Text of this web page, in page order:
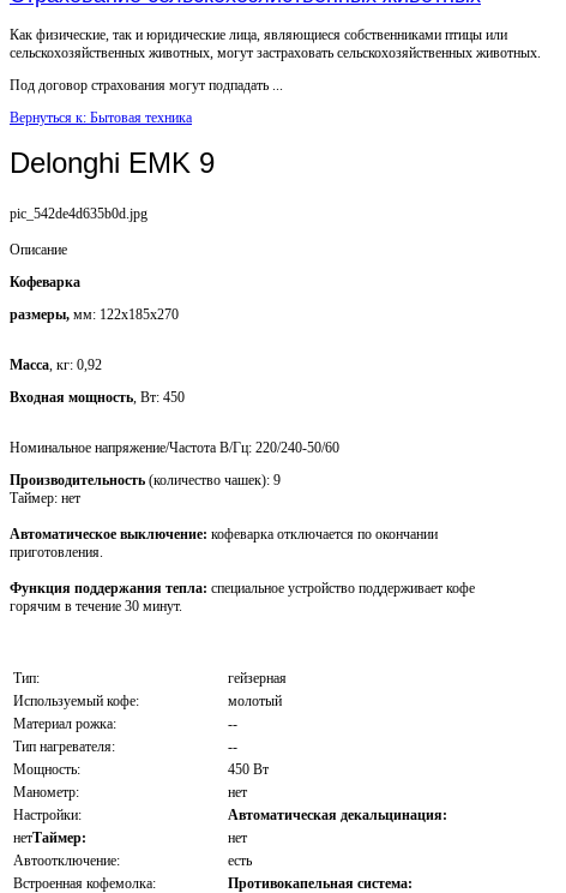
Как физические, так и юридические лица, являющиеся собственниками птицы или
сельскохозяйственных животных, могут застраховать сельскохозяйственных животных.
Под договор страхования могут подпадать ...
Вернуться к: Бытовая техника
Delonghi EMK 9
pic_542de4d635b0d.jpg
Описание
Кофеварка
размеры, мм: 122х185х270
Масса, кг: 0,92
Входная мощность, Вт: 450
Номинальное напряжение/Частота В/Гц: 220/240-50/60
Производительность (количество чашек): 9
Таймер: нет
Автоматическое выключение: кофеварка отключается по окончании
приготовления.
Функция поддержания тепла: специальное устройство поддерживает кофе
горячим в течение 30 минут.
Тип:
гейзерная
Используемый кофе:
молотый
Материал рожка:
--
Тип нагревателя:
--
Мощность:
450 Вт
Манометр:
нет
Настройки:
Автоматическая декальцинация:
нетТаймер:
нет
Автоотключение:
есть
Встроенная кофемолка:
Противокапельная система: